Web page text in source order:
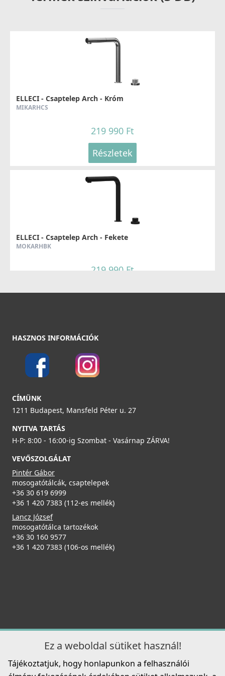
ELLECI - Csaptelep Arch - Króm
MIKARHCS
219 990 Ft
Részletek
ELLECI - Csaptelep Arch - Fekete
MOKARHBK
219 990 Ft
Részletek
ELLECI - Csaptelep Arch - Arany
269 990 Ft
HASZNOS INFORMÁCIÓK
CÍMÜNK
1211 Budapest, Mansfeld Péter u. 27
NYITVA TARTÁS
H-P: 8:00 - 16:00-ig Szombat - Vasárnap ZÁRVA!
VEVŐSZOLGÁLAT
Pintér Gábor
mosogatótálcák, csaptelepek
+36 30 619 6999
+36 1 420 7383 (112-es mellék)
Lancz József
mosogatótálca tartozékok
+36 30 160 9577
+36 1 420 7383 (106-os mellék)
Ez a weboldal sütiket használ!
Tájékoztatjuk, hogy honlapunkon a felhasználói